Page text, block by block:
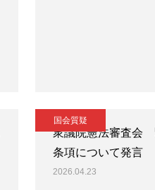
国会質疑
衆議院憲法審査会
条項について発言
2026.04.23